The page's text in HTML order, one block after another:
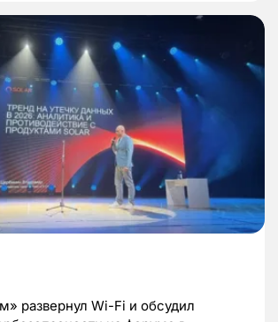
развернул Wi-Fi и обсудил